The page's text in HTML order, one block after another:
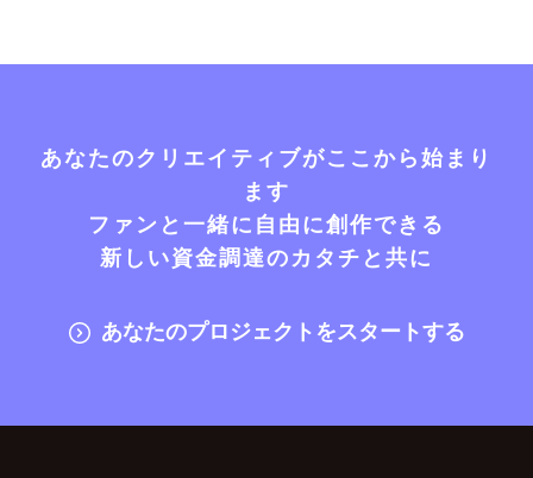
あなたのクリエイティブがここから始まり
ます
ファンと一緒に自由に創作できる
新しい資金調達のカタチと共に
あなたのプロジェクトをスタートする